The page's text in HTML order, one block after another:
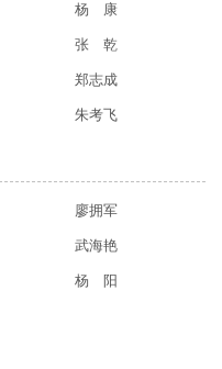
杨 康
张 乾
郑志成
朱考飞
廖拥军
武海艳
杨 阳